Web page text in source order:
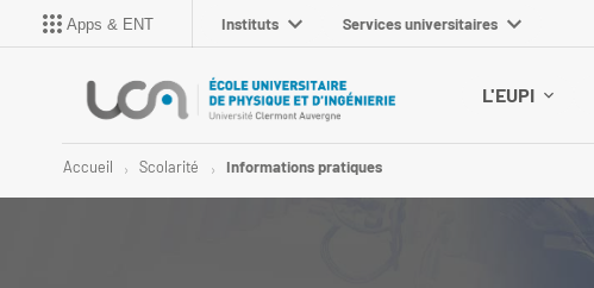
Apps & ENT Instituts Services universitaires
L'EUPI
Accueil Scolarité Informations pratiques